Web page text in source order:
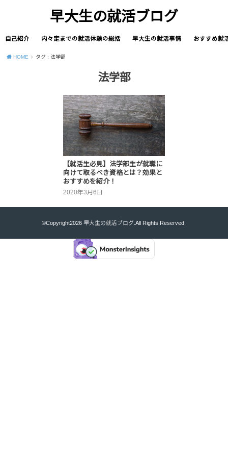
早大生の就活ブログ
自己紹介 内々定までの就活体験の総括 早大生の就活事情 おすすめ就
HOME タグ : 法学部
法学部
【就活生必見】法学部生が就職に
向けて取るべき資格とは？効果と
おすすめを紹介！
2020年3月6日
©Copyright2026早大生の就活ブログ .All Rights Reserved.